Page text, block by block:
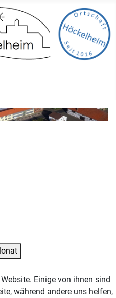
Einige von ihnen sind
während andere uns helfen,